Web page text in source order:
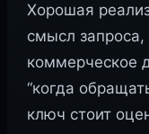
Хорошая
смысл запроса,
коммерческое
“когда
ключ стоит